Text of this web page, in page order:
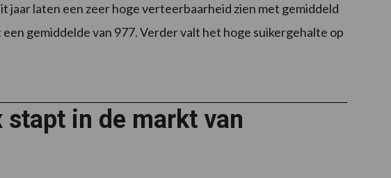
jaar laten een zeer hoge verteerbaarheid zien met gemiddeld
gemiddelde van 977. Verder valt het hoge suikergehalte op
stapt in de markt van